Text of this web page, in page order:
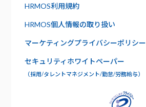
社内版ビズリーチ
日報管理
ワークフロー
年末調整
サポート
よくあるご質問
HRMOS利用規約
HRMOS個人情報の取り扱い
マーケティングプライバシーポリシー
セキュリティホワイトペーパー
（採用/タレントマネジメント/勤怠/労務給与）